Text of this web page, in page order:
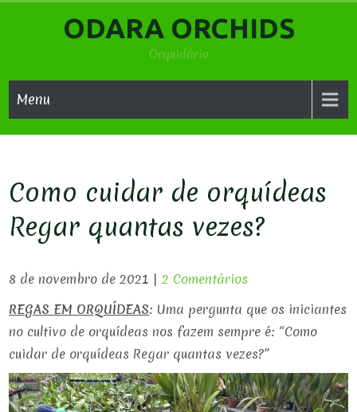
ODARA ORCHIDS
Orquidário
Menu
Como cuidar de orquídeas
Regar quantas vezes?
8 de novembro de 2021 |2 Comentários
REGAS EM ORQUÍDEAS: Uma pergunta que os iniciantes
no cultivo de orquídeas nos fazem sempre é: “Como
cuidar de orquídeas Regar quantas vezes?”